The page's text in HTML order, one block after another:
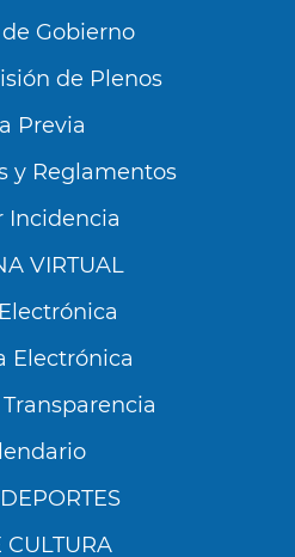
y de terceros para
y mostrarte
con tus preferencias en
a partir de tus
más información y
accediendo a
Gobierno
de Plenos
Previa
y Reglamentos
Incidencia
VIRTUAL
Electrónica
CULTURA